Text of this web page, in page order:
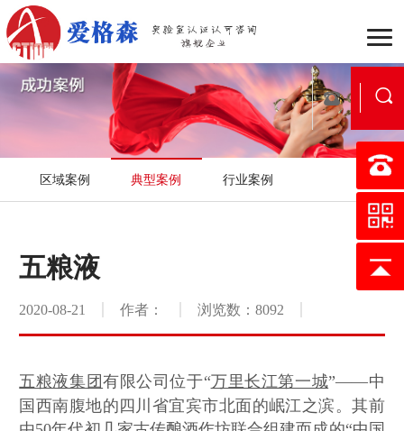
企业介绍
医学实
行业案例
小爱讲坛 在线考核
认可规则 认可指南
区域案例 典型案例 行业案例
五粮液
2020-08-21 作者： 浏览数：8092
五粮液集团有限公司位于“万里长江第一城”——中
国西南腹地的四川省宜宾市北面的岷江之滨。其前